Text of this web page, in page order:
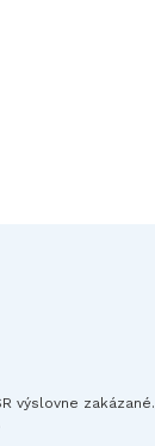
výslovne zakázané.